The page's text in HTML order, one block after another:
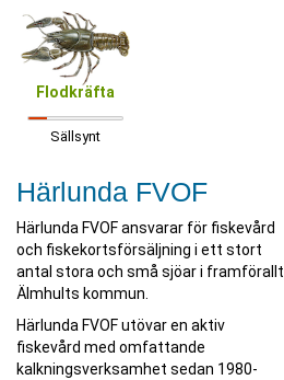
Flodkräfta
Sällsynt
Härlunda FVOF
Härlunda FVOF ansvarar för fiskevård
och fiskekortsförsäljning i ett stort
antal stora och små sjöar i framförallt
Älmhults kommun.
Härlunda FVOF utövar en aktiv
fiskevård med omfattande
kalkningsverksamhet sedan 1980-